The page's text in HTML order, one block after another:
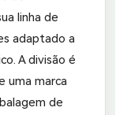
linha de
adaptado a
A divisão é
uma marca
de